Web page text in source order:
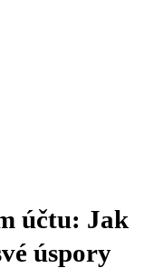
účtu: Jak
úspory